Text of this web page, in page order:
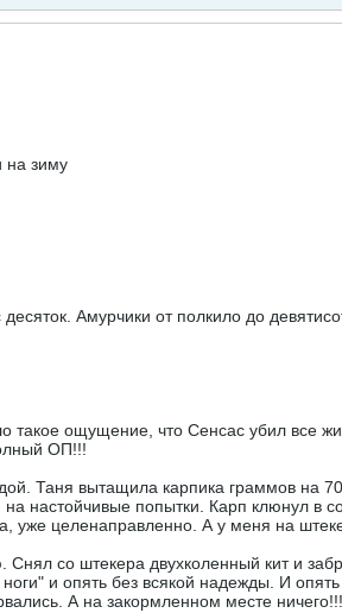
на зиму
Амурчики от полкило до
такое ощущение, что Сенсас убил все
ОП!!!
Таня вытащила карпика граммов на
на настойчивые попытки. Карп клюнул в
уже целенаправленно. А у меня на
со штекера двухколенный кит и
и опять без всякой надежды. И
А на закормленном месте ничего!!!